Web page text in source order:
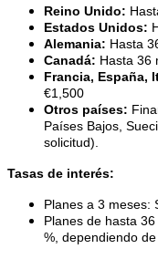
Reino Unido:
Estados Unidos:
Alemania: Hasta
Canadá: Hasta 36
Francia, España,
€1,500
Otros países:
Países Bajos,
solicitud).
Tasas de interés:
Planes a 3 meses:
Planes de hasta
%, dependiendo